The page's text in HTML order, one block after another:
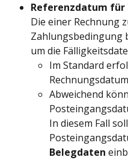
Referenzdatum für
Die einer Rechnung
Zahlungsbedingung
um die
Im Standard
Abweichend
In diesem Fall
Belegdaten